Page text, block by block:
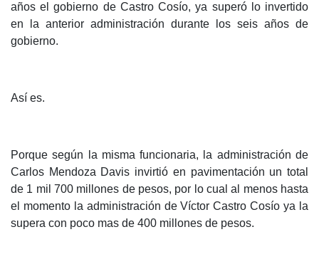
años el gobierno de Castro Cosío, ya superó lo invertido
en la anterior administración durante los seis años de
gobierno.
Así es.
Porque según la misma funcionaria, la administración de
Carlos Mendoza Davis invirtió en pavimentación un total
de 1 mil 700 millones de pesos, por lo cual al menos hasta
el momento la administración de Víctor Castro Cosío ya la
supera con poco mas de 400 millones de pesos.